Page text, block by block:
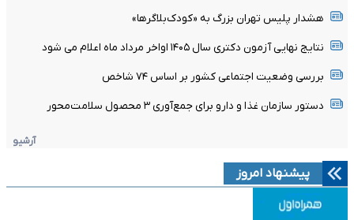
هشدار پلیس تهران بزرگ به «کودک‌بلاگرها»
نتایج نهایی آزمون دکتری سال ۱۴۰۵ اواخر مرداد ماه اعلام می شود
بررسی وضعیت اجتماعی کشور بر اساس ۷۴ شاخص
دستور سازمان غذا و دارو برای جمع‌آوری ۳ محصول سلامت‌محور
آرشیو
پیشنهاد امروز